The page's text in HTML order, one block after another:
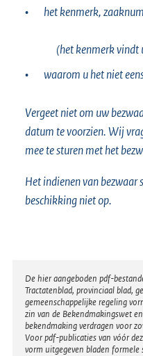
• het kenmerk,
(het kenmerk vindt
•
waarom u het niet
Vergeet niet om uw
datum te voorzien. Wij
mee te sturen met het
Het indienen van bezwaar
beschikking niet op.
Disclaimer
De hier aangeboden pdf-
Tractatenblad, provinciaal blad,
gemeenschappelijke regeling
zin van de Bekendmakingswet
bekendmaking verdragen voor
Voor pdf-publicaties van vóór
vorm uitgegeven bladen formele